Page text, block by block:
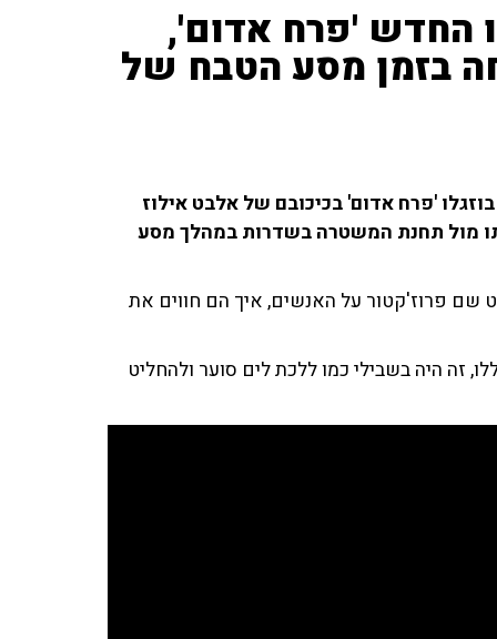
החדש 'פרח אדום',
בזמן מסע הטבח של
'פרח אדום' בכיכובם של אלבט אילוז
מול תחנת המשטרה בשדרות במהלך מסע
שם פרוז'קטור על האנשים, איך הם חווים את
לדמות את מה שקרה ב־25 שעות הללו, זה היה בשבילי כמו ללכת לים סוער ולהחליט